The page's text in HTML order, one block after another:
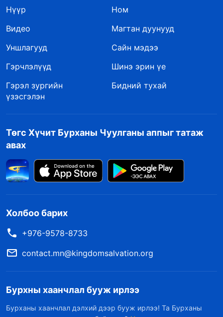
Нүүр
Ном
Видео
Магтан дуунууд
Уншлагууд
Сайн мэдээ
Гэрчлэлүүд
Шинэ эрин үе
Гэрэл зургийн
үзэсгэлэн
Бидний тухай
Төгс Хүчит Бурханы Чуулганы аппыг татаж
авах
Холбоо барих
+976-9578-8733
contact.mn@kingdomsalvation.org
Бурхны хаанчлал бууж ирлээ
Бурханы хаанчлал дэлхий дээр бууж ирлээ! Та Бурханы